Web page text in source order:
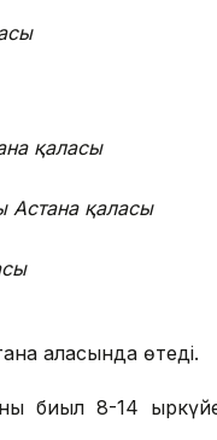
қаласы
қаласы
қаласында өтеді.
биыл 8-14